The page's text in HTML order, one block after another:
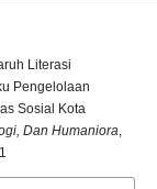
Literasi
Pengelolaan
Sosial Kota
Dan Humaniora,